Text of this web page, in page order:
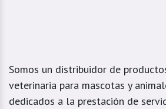
Somos un distribuidor de
veterinaria para mascotas y
dedicados a la prestación de